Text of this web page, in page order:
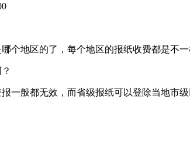
地区的了，每个地区的报纸收费都是不
一般都无效，而省级报纸可以登除当地市